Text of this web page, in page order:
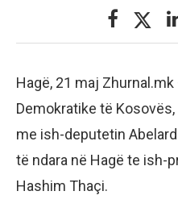
Hagë, 21 maj
Demokratike të
me ish-deputetin
të ndara në Hagë te ish-
Hashim Thaçi.